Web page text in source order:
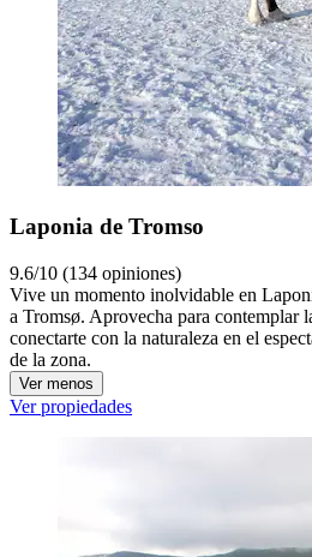
Laponia de Tromso
9.6/10 (134 opiniones)
Vive un momento inolvidable en
a Tromsø. Aprovecha para contemplar
conectarte con la naturaleza en el
de la zona.
Ver menos
Ver propiedades